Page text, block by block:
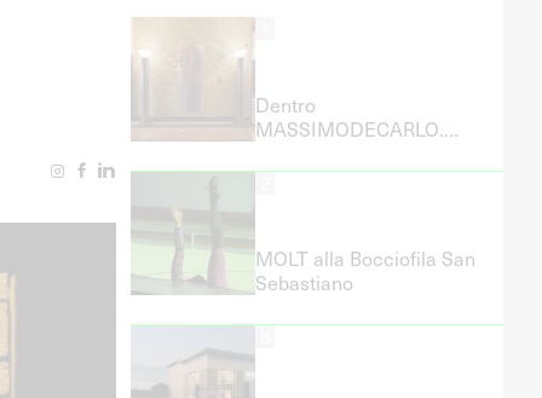
Dentro
MASSIMODECARLO.
il lavoro dell’Artist Liaison
MOLT alla Bocciofila San
Sebastiano